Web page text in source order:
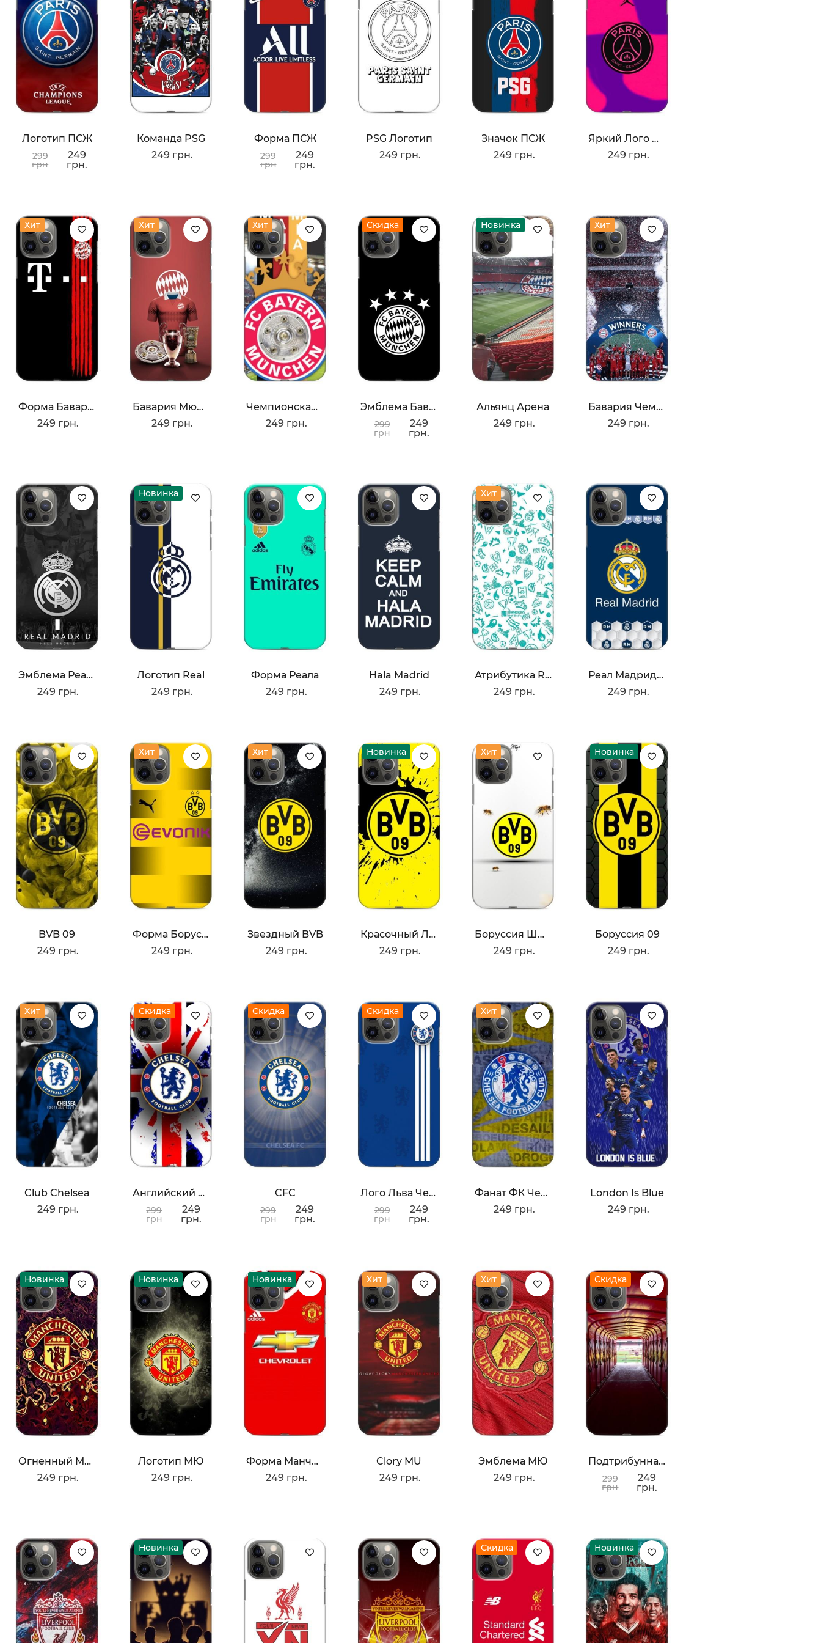
Логотип ПСЖ
299
грн
249
грн.
Команда PSG
249 грн.
Форма ПСЖ
299
грн
249
грн.
PSG Логотип
249 грн.
Значок ПСЖ
249 грн.
Яркий Лого PSG
249 грн.
Хит
Форма Баварии
249 грн.
Хит
Бавария Мюнхен
249 грн.
Хит
Чемпионская Бавария
249 грн.
Скидка
Эмблема Баварии
299
грн
249
грн.
Новинка
Альянц Арена
249 грн.
Хит
Бавария Чемпионы
249 грн.
Эмблема Реала
249 грн.
Новинка
Логотип Real
249 грн.
Форма Реала
249 грн.
Hala Madrid
249 грн.
Хит
Атрибутика Real Madrid
249 грн.
Реал Мадрид Значок
249 грн.
BVB 09
249 грн.
Хит
Форма Боруссии Дортмунд
249 грн.
Хит
Звездный BVB
249 грн.
Новинка
Красочный Лого BVB
249 грн.
Хит
Боруссия Шмели
249 грн.
Новинка
Боруссия 09
249 грн.
Хит
Club Chelsea
249 грн.
Скидка
Английский Клуб Челси
299
грн
249
грн.
Скидка
CFC
299
грн
249
грн.
Скидка
Лого Льва Челси
299
грн
249
грн.
Хит
Фанат ФК Челси
249 грн.
London Is Blue
249 грн.
Новинка
Огненный Манчестер
249 грн.
Новинка
Логотип МЮ
249 грн.
Новинка
Форма Манчестера Юнайтед
249 грн.
Хит
Clory MU
249 грн.
Хит
Эмблема МЮ
249 грн.
Скидка
Подтрибунная С Олд Трафорд
299
грн
249
грн.
Новинка Скидка Новинка